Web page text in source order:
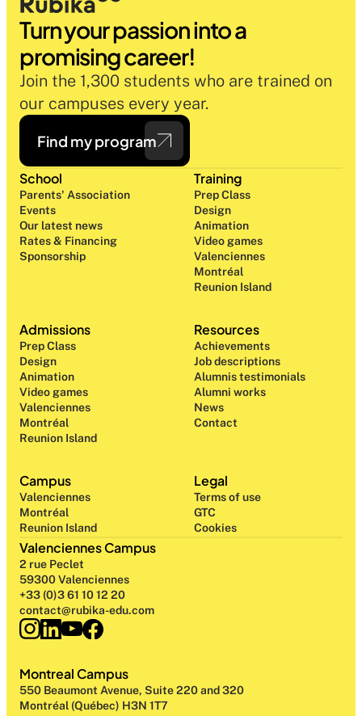
Turn your passion into a
promising career!
Join the 1,300 students who are trained on
our campuses every year.
Find my program
Campus
Valenciennes
Montréal
Reunion Island
School
Parents' Association
Events
Our latest news
Rates & Financing
Sponsorship
Training
Prep Class
Design
Animation
Video games
Valenciennes
Montréal
Reunion Island
Admissions
Prep Class
Design
Animation
Video games
Valenciennes
Montréal
Reunion Island
Resources
Achievements
Job descriptions
Alumnis testimonials
Alumni works
News
Contact
Legal
Terms of use
GTC
Cookies
Valenciennes Campus
2 rue Peclet
59300 Valenciennes
+33 (0)3 61 10 12 20
contact@rubika-edu.com
Montreal Campus
550 Beaumont Avenue, Suite 220 and 320
Montréal (Québec) H3N 1T7